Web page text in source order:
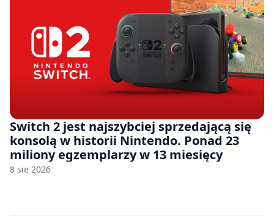
Switch 2 jest najszybciej sprzedającą się
konsolą w historii Nintendo. Ponad 23
miliony egzemplarzy w 13 miesięcy
8 sie 2026